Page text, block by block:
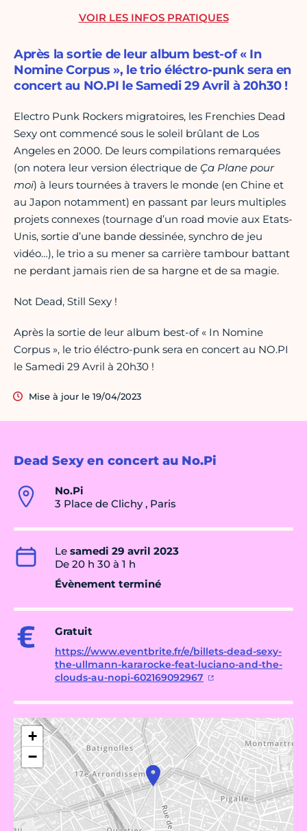
Dead Sexy en concert au No.Pi
No.Pi
3 Place de Clichy , Paris
Le samedi 29 avril 2023
De 20 h 30 à 1 h
Évènement terminé
Gratuit
https://www.eventbrite.fr/e/billets-dead-sexy-
the-ullmann-kararocke-feat-luciano-and-the-
clouds-au-nopi-602169092967
+
−
Après la sortie de leur album best-of « In
Nomine Corpus », le trio éléctro-punk sera en
concert au NO.PI le Samedi 29 Avril à 20h30 !
Electro Punk Rockers migratoires, les Frenchies Dead
Sexy ont commencé sous le soleil brûlant de Los
Angeles en 2000. De leurs compilations remarquées
(on notera leur version électrique de Ça Plane pour
moi) à leurs tournées à travers le monde (en Chine et
au Japon notamment) en passant par leurs multiples
projets connexes (tournage d’un road movie aux Etats-
Unis, sortie d’une bande dessinée, synchro de jeu
vidéo…), le trio a su mener sa carrière tambour battant
ne perdant jamais rien de sa hargne et de sa magie.
Not Dead, Still Sexy !
Après la sortie de leur album best-of « In Nomine
Corpus », le trio éléctro-punk sera en concert au NO.PI
le Samedi 29 Avril à 20h30 !
Mise à jour le 19/04/2023
VOIR LES INFOS PRATIQUES